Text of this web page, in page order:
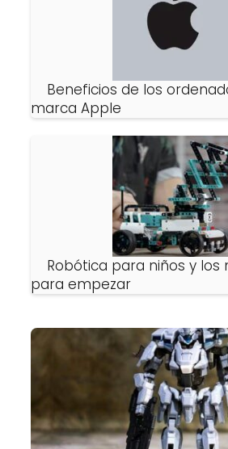
Beneficios de los
marca Apple
Robótica para niños y los
para empezar